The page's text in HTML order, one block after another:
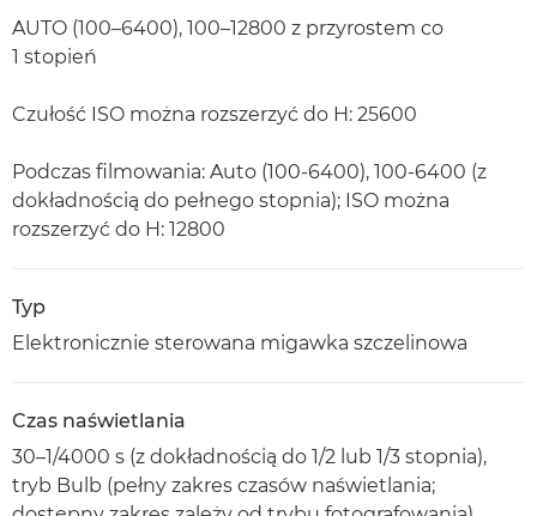
Open
AUTO (100–6400), 100–12800 z przyrostem co
1 stopień
Czułość ISO można rozszerzyć do H: 25600
Podczas filmowania: Auto (100-6400), 100-6400 (z
dokładnością do pełnego stopnia); ISO można
rozszerzyć do H: 12800
Typ
Elektronicznie sterowana migawka szczelinowa
Czas naświetlania
30–1/4000 s (z dokładnością do 1/2 lub 1/3 stopnia),
tryb Bulb (pełny zakres czasów naświetlania;